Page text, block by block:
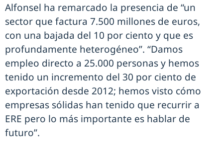
Alfonsel ha remarcado la presencia de “un
sector que factura 7.500 millones de euros,
con una bajada del 10 por ciento y que es
profundamente heterogéneo”. “Damos
empleo directo a 25.000 personas y hemos
tenido un incremento del 30 por ciento de
exportación desde 2012; hemos visto cómo
empresas sólidas han tenido que recurrir a
ERE pero lo más importante es hablar de
futuro”.